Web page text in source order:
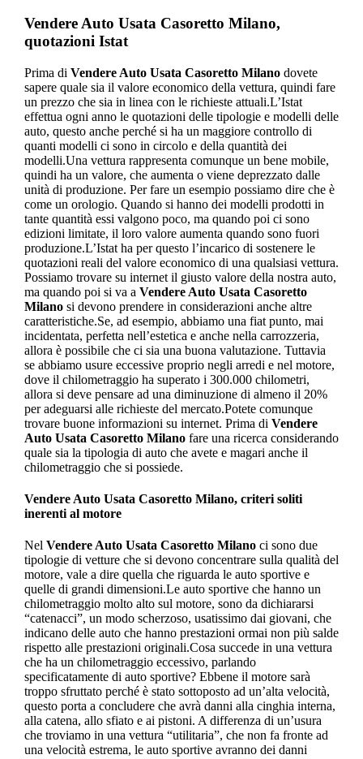
Vendere Auto Usata Casoretto Milano,
quotazioni Istat
Prima di Vendere Auto Usata Casoretto Milanodovete
sapere quale sia il valore economico della vettura, quindi fare
un prezzo che sia in linea con le richieste attuali.L’Istat
effettua ogni anno le quotazioni delle tipologie e modelli delle
auto, questo anche perché si ha un maggiore controllo di
quanti modelli ci sono in circolo e della quantità dei
modelli.Una vettura rappresenta comunque un bene mobile,
quindi ha un valore, che aumenta o viene deprezzato dalle
unità di produzione. Per fare un esempio possiamo dire che è
come un orologio. Quando si hanno dei modelli prodotti in
tante quantità essi valgono poco, ma quando poi ci sono
edizioni limitate, il loro valore aumenta quando sono fuori
produzione.L’Istat ha per questo l’incarico di sostenere le
quotazioni reali del valore economico di una qualsiasi vettura.
Possiamo trovare su internet il giusto valore della nostra auto,
ma quando poi si va a Vendere Auto Usata Casoretto
Milanosi devono prendere in considerazioni anche altre
caratteristiche.Se, ad esempio, abbiamo una fiat punto, mai
incidentata, perfetta nell’estetica e anche nella carrozzeria,
allora è possibile che ci sia una buona valutazione. Tuttavia
se abbiamo usure eccessive proprio negli arredi e nel motore,
dove il chilometraggio ha superato i 300.000 chilometri,
allora si deve pensare ad una diminuzione di almeno il 20%
per adeguarsi alle richieste del mercato.Potete comunque
trovare buone informazioni su internet. Prima di Vendere
Auto Usata Casoretto Milanofare una ricerca considerando
quale sia la tipologia di auto che avete e magari anche il
chilometraggio che si possiede.
Vendere Auto Usata Casoretto Milano, criteri soliti
inerenti al motore
Nel Vendere Auto Usata Casoretto Milanoci sono due
tipologie di vetture che si devono concentrare sulla qualità del
motore, vale a dire quella che riguarda le auto sportive e
quelle di grandi dimensioni.Le auto sportive che hanno un
chilometraggio molto alto sul motore, sono da dichiararsi
“catenacci”, un modo scherzoso, usatissimo dai giovani, che
indicano delle auto che hanno prestazioni ormai non più salde
rispetto alle prestazioni originali.Cosa succede in una vettura
che ha un chilometraggio eccessivo, parlando
specificatamente di auto sportive? Ebbene il motore sarà
troppo sfruttato perché è stato sottoposto ad un’alta velocità,
questo porta a concludere che avrà danni alla cinghia interna,
alla catena, allo sfiato e ai pistoni. A differenza di un’usura
che troviamo in una vettura “utilitaria”, che non fa fronte ad
una velocità estrema, le auto sportive avranno dei danni